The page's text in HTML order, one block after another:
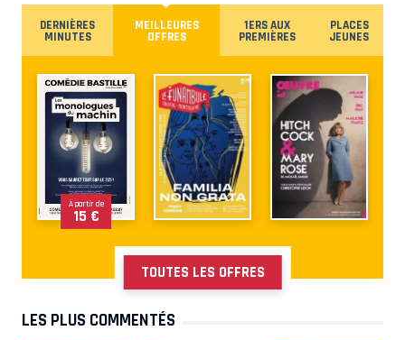
DERNIÈRES
MINUTES
MEILLEURES
OFFRES
1ERS AUX
PREMIÈRES
PLACES
JEUNES
À partir de
15 €
TOUTES LES OFFRES
LES PLUS COMMENTÉS